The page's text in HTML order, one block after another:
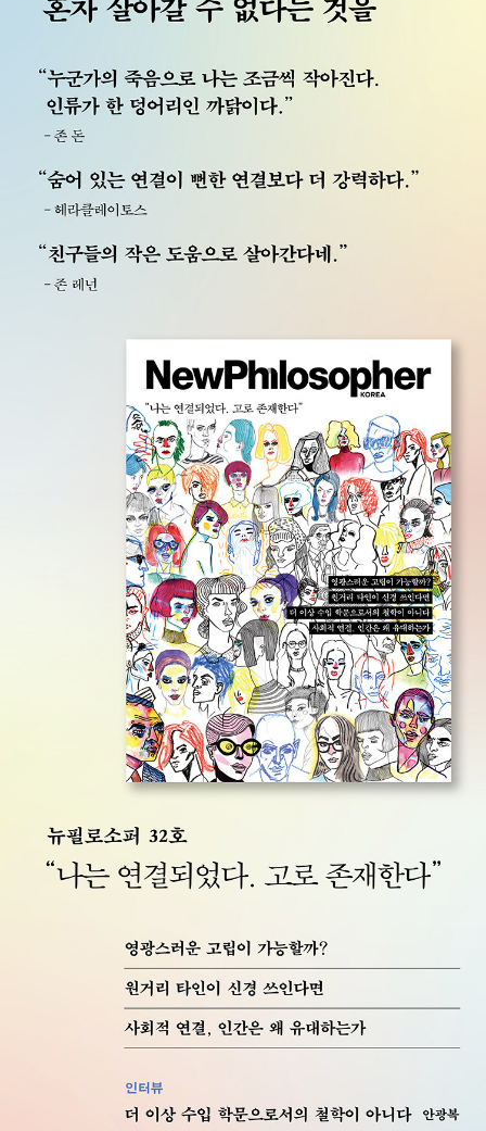
부터 광고 없는 잡지로 발간되고 있다. 《뉴필로소퍼》 한국판 역
한다.